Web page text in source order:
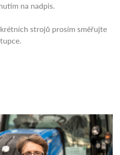
na nadpis.
strojů prosím směřujte